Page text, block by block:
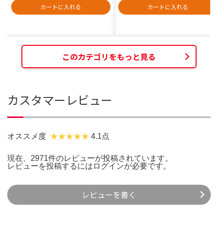
カートに入れる
カートに入れる
このカテゴリをもっと見る
カスタマーレビュー
オススメ度 4.1点
現在、2971件のレビューが投稿されています。
レビューを投稿するには ログインが必要です。
レビューを書く